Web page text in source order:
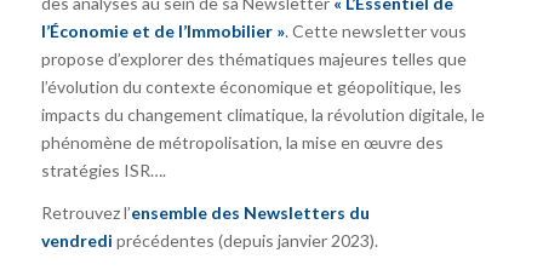
l’Économie et de l’Immobilier ». Cette newsletter vous
propose d’explorer des thématiques majeures telles que
l’évolution du contexte économique et géopolitique, les
impacts du changement climatique, la révolution digitale, le
phénomène de métropolisation, la mise en œuvre des
stratégies ISR….
Retrouvez l’ensemble des Newsletters du
vendredi précédentes (depuis janvier 2023).